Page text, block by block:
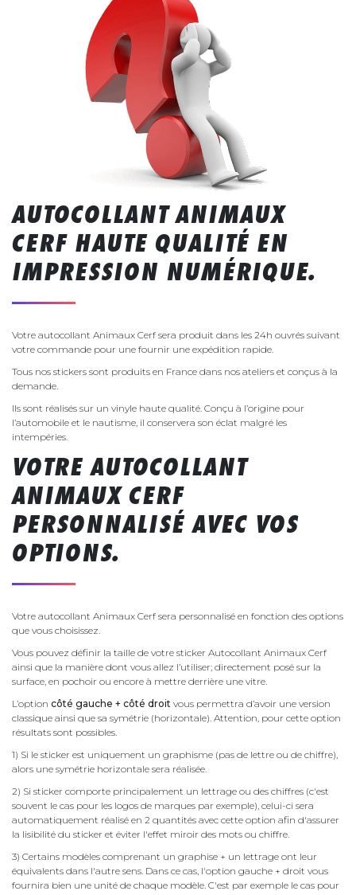
AUTOCOLLANT ANIMAUX
CERF HAUTE QUALITÉ EN
IMPRESSION NUMÉRIQUE.
Votre autocollant Animaux Cerf sera produit dans les 24h ouvrés suivant
votre commande pour une fournir une expédition rapide.
Tous nos stickers sont produits en France dans nos ateliers et conçus à la
demande.
Ils sont réalisés sur un vinyle haute qualité. Conçu à l’origine pour
l’automobile et le nautisme, il conservera son éclat malgré les
intempéries.
VOTRE AUTOCOLLANT
ANIMAUX CERF
PERSONNALISÉ AVEC VOS
OPTIONS.
Votre autocollant Animaux Cerf sera personnalisé en fonction des options
que vous choisissez.
Vous pouvez définir la taille de votre sticker Autocollant Animaux Cerf
ainsi que la manière dont vous allez l’utiliser; directement posé sur la
surface, en pochoir ou encore à mettre derrière une vitre.
L’option côté gauche + côté droit vous permettra d’avoir une version
classique ainsi que sa symétrie (horizontale). Attention, pour cette option
résultats sont possibles.
1) Si le sticker est uniquement un graphisme (pas de lettre ou de chiffre),
alors une symétrie horizontale sera réalisée.
2) Si sticker comporte principalement un lettrage ou des chiffres (c'est
souvent le cas pour les logos de marques par exemple), celui-ci sera
automatiquement réalisé en 2 quantités avec cette option afin d'assurer
la lisibilité du sticker et éviter l'effet miroir des mots ou chiffre.
3) Certains modèles comprenant un graphise + un lettrage ont leur
équivalents dans l'autre sens. Dans ce cas, l'option gauche + droit vous
fournira bien une unité de chaque modèle. C'est par exemple le cas pour